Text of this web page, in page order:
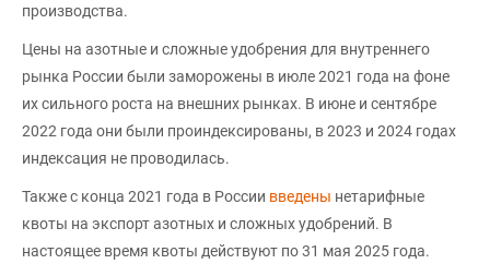
производства.
Цены на азотные и сложные удобрения для внутреннего
рынка России были заморожены в июле 2021 года на фоне
их сильного роста на внешних рынках. В июне и сентябре
2022 года они были проиндексированы, в 2023 и 2024 годах
индексация не проводилась.
Также с конца 2021 года в России введены нетарифные
квоты на экспорт азотных и сложных удобрений. В
настоящее время квоты действуют по 31 мая 2025 года.